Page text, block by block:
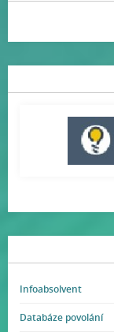
Infoabsolvent
Databáze povolání